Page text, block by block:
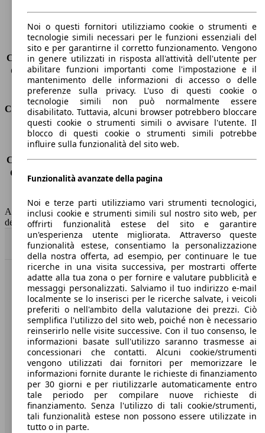
Sedili
5
Carico sul tetto
-
Capacità di traino (senza freni) -
Capacità di traino (con freni)
1300 kg
Volume del bagagliaio
275 l
Consumi
Emissioni di CO2*
134 g/km (komb.)
Consumo (urbano)
10.9 l/100km
Consumo (extra-urbano) 6.8 l/100km
Consumo (combinato)*
8.3 l/100km
Capacità del serbatoio
60 l
AutoScout24 non si assume alcuna responsabilità per la correttezza
dei dati.
Torna su
Benvenuti su AutoScout24, il mercato auto europeo.
Società
A proposito di AutoScout24
Stampa
Media
Condizioni generali
Informazioni
Noi o questi fornitori utilizziamo cookie o strumenti e
tecnologie simili necessari per le funzioni essenziali del
sito e per garantirne il corretto funzionamento. Vengono
in genere utilizzati in risposta all'attività dell'utente per
abilitare funzioni importanti come l'impostazione e il
mantenimento delle informazioni di accesso o delle
preferenze sulla privacy. L'uso di questi cookie o
tecnologie simili non può normalmente essere
disabilitato. Tuttavia, alcuni browser potrebbero bloccare
questi cookie o strumenti simili o avvisare l'utente. Il
blocco di questi cookie o strumenti simili potrebbe
influire sulla funzionalità del sito web.
Funzionalità avanzate della pagina
Noi e terze parti utilizziamo vari strumenti tecnologici,
inclusi cookie e strumenti simili sul nostro sito web, per
offrirti funzionalità estese del sito e garantire
un'esperienza utente migliorata. Attraverso queste
funzionalità estese, consentiamo la personalizzazione
della nostra offerta, ad esempio, per continuare le tue
ricerche in una visita successiva, per mostrarti offerte
adatte alla tua zona o per fornire e valutare pubblicità e
messaggi personalizzati. Salviamo il tuo indirizzo e-mail
localmente se lo inserisci per le ricerche salvate, i veicoli
preferiti o nell'ambito della valutazione dei prezzi. Ciò
semplifica l'utilizzo del sito web, poiché non è necessario
reinserirlo nelle visite successive. Con il tuo consenso, le
informazioni basate sull'utilizzo saranno trasmesse ai
concessionari che contatti. Alcuni cookie/strumenti
vengono utilizzati dai fornitori per memorizzare le
informazioni fornite durante le richieste di finanziamento
per 30 giorni e per riutilizzarle automaticamente entro
tale periodo per compilare nuove richieste di
finanziamento. Senza l'utilizzo di tali cookie/strumenti,
tali funzionalità estese non possono essere utilizzate in
tutto o in parte.